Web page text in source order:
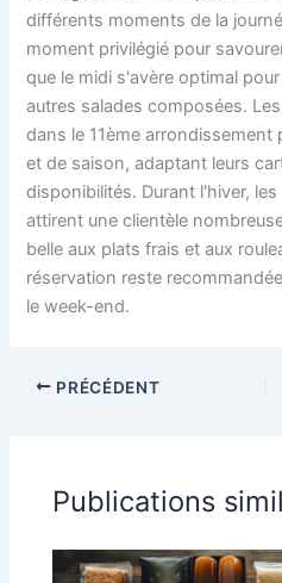
différents moments de la
moment privilégié pour
que le midi s'avère optimal
autres salades composées.
dans le 11ème
et de saison, adaptant leurs
disponibilités. Durant l'hiver,
attirent une clientèle
belle aux plats frais et aux
réservation reste
le week-end.
PRÉCÉDENT
Publications